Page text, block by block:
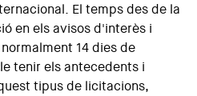
El temps des de la
en els avisos d'interès i
14 dies de
tenir els antecedents i
tipus de licitacions,